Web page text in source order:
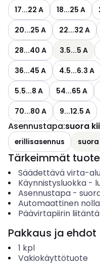
17...22 A
18...25 A
20...25 A
22...32 A
28...40 A
3.5...5 A
36...45 A
4.5...6.3 A
5.5...8 A
54...65 A
70...80 A
9...12.5 A
Asennustapa:suora
erillisasennus
Tärkeimmät
Säädettävä virta-
Käynnistysluokka-
Asennustapa-
Automaattinen
Päävirtapiirin
Pakkaus ja ehdot
1 kpl
Vakiokäyttötuote